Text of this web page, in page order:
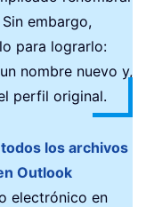
embargo,
para lograrlo:
nombre nuevo y,
perfil original.
los archivos
Outlook
electrónico en